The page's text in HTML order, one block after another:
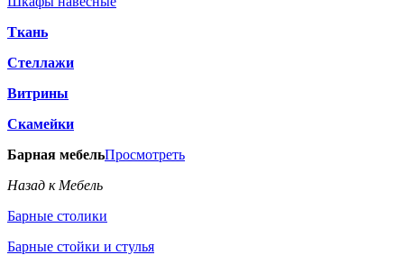
Ткань
Стеллажи
Витрины
Скамейки
Барная мебельПросмотреть
Назад к Мебель
Барные столики
Барные стойки и стулья